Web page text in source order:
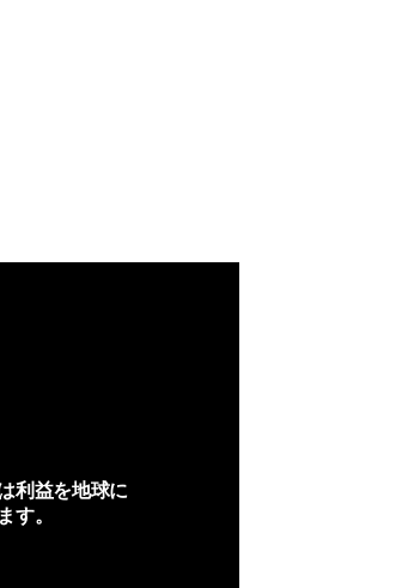
利益を地球に
す。